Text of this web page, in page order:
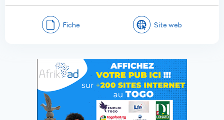
Fiche Site web